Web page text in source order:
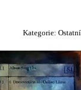
Kategorie: Ostatní